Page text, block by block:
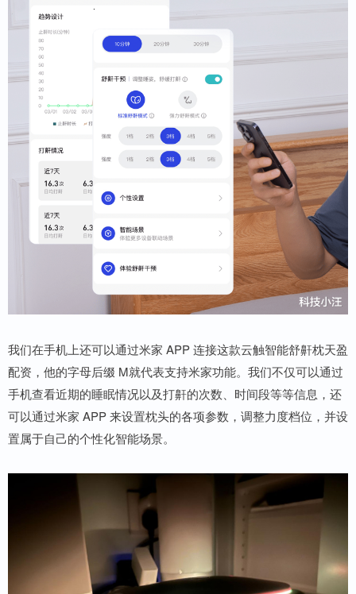
我们在手机上还可以通过米家 APP 连接这款云触智能舒鼾枕天盈
配资，他的字母后缀 M就代表支持米家功能。我们不仅可以通过
手机查看近期的睡眠情况以及打鼾的次数、时间段等等信息，还
可以通过米家 APP 来设置枕头的各项参数，调整力度档位，并设
置属于自己的个性化智能场景。